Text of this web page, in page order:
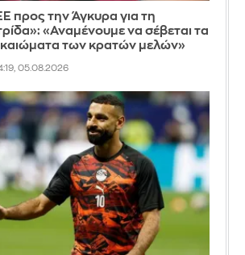
προς την Άγκυρα για τη
«Αναμένουμε να σέβεται τα
των κρατών μελών»
05.08.2026